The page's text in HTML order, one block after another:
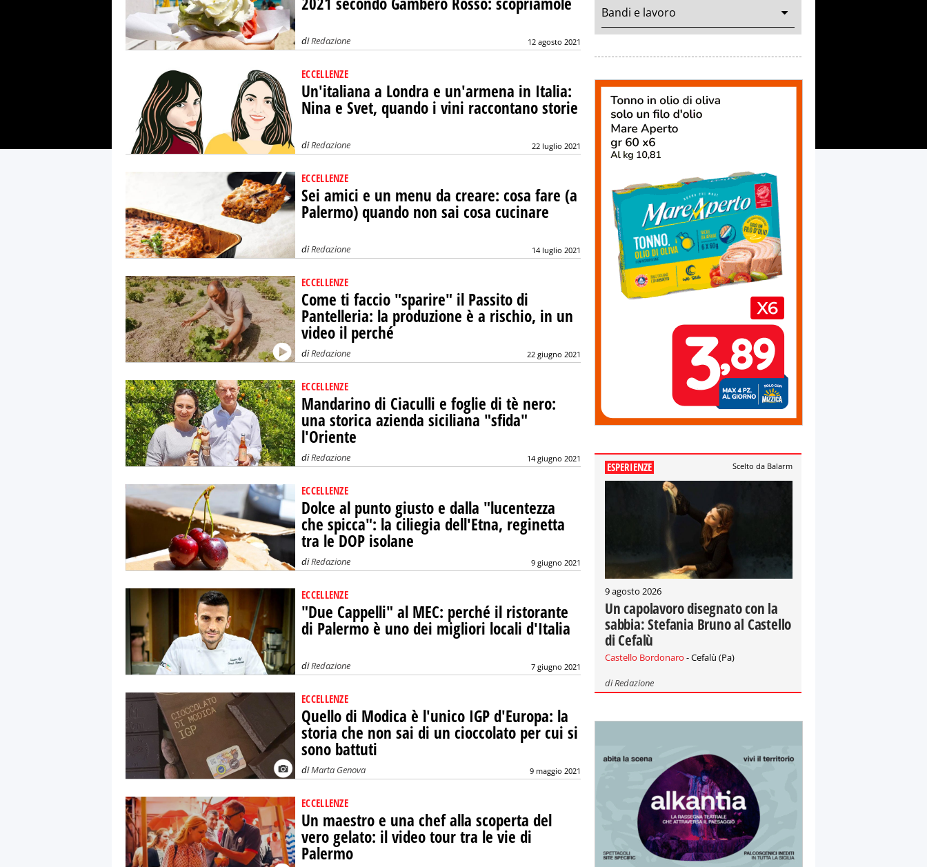
diRedazione 12 agosto 2021
ECCELLENZE
Un'italiana a Londra e un'armena in Italia:
Nina e Svet, quando i vini raccontano storie
diRedazione 22 luglio 2021
ECCELLENZE
Sei amici e un menu da creare: cosa fare (a
Palermo) quando non sai cosa cucinare
diRedazione 14 luglio 2021
ECCELLENZE
Come ti faccio "sparire" il Passito di
Pantelleria: la produzione è a rischio, in un
video il perché
diRedazione 22 giugno 2021
ECCELLENZE
Mandarino di Ciaculli e foglie di tè nero:
una storica azienda siciliana "sfida"
l'Oriente
diRedazione 14 giugno 2021
ECCELLENZE
Dolce al punto giusto e dalla "lucentezza
che spicca": la ciliegia dell'Etna, reginetta
tra le DOP isolane
diRedazione 9 giugno 2021
ECCELLENZE
"Due Cappelli" al MEC: perché il ristorante
di Palermo è uno dei migliori locali d'Italia
diRedazione 7 giugno 2021
ECCELLENZE
Quello di Modica è l'unico IGP d'Europa: la
storia che non sai di un cioccolato per cui si
sono battuti
diMarta Genova 9 maggio 2021
ECCELLENZE
Un maestro e una chef alla scoperta del
vero gelato: il video tour tra le vie di
Palermo
Bandi e lavoro
ESPERIENZE Scelto da Balarm
9 agosto 2026
Un capolavoro disegnato con la
sabbia: Stefania Bruno al Castello
di Cefalù
Castello Bordonaro - Cefalù (Pa)
diRedazione